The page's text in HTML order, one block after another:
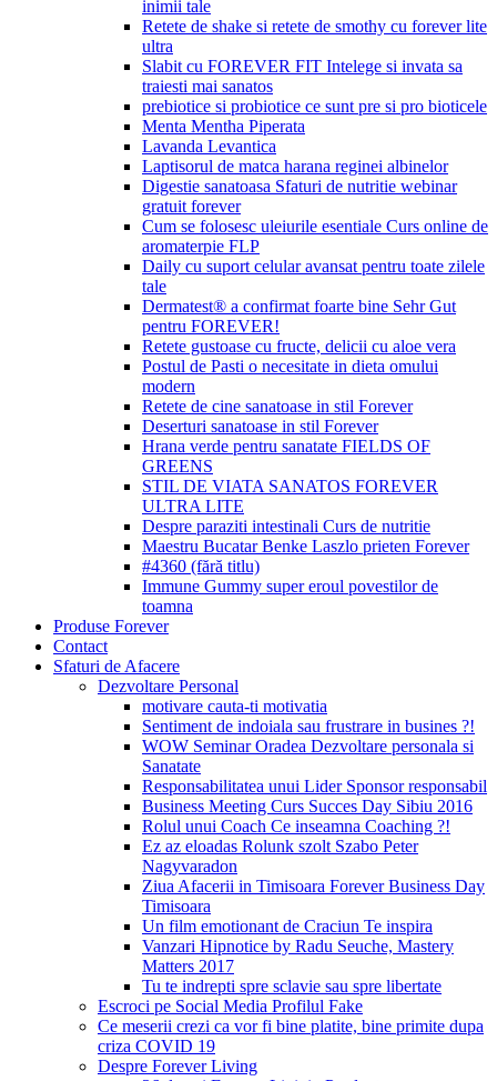
inimii tale
Retete de shake si retete de smothy cu forever lite
ultra
Slabit cu FOREVER FIT Intelege si invata sa
traiesti mai sanatos
prebiotice si probiotice ce sunt pre si pro bioticele
Menta Mentha Piperata
Lavanda Levantica
Laptisorul de matca harana reginei albinelor
Digestie sanatoasa Sfaturi de nutritie webinar
gratuit forever
Cum se folosesc uleiurile esentiale Curs online de
aromaterpie FLP
Daily cu suport celular avansat pentru toate zilele
tale
Dermatest® a confirmat foarte bine Sehr Gut
pentru FOREVER!
Retete gustoase cu fructe, delicii cu aloe vera
Postul de Pasti o necesitate in dieta omului
modern
Retete de cine sanatoase in stil Forever
Deserturi sanatoase in stil Forever
Hrana verde pentru sanatate FIELDS OF
GREENS
STIL DE VIATA SANATOS FOREVER
ULTRA LITE
Despre paraziti intestinali Curs de nutritie
Maestru Bucatar Benke Laszlo prieten Forever
#4360 (fără titlu)
Immune Gummy super eroul povestilor de
toamna
Produse Forever
Contact
Sfaturi de Afacere
Dezvoltare Personal
motivare cauta-ti motivatia
Sentiment de indoiala sau frustrare in busines ?!
WOW Seminar Oradea Dezvoltare personala si
Sanatate
Responsabilitatea unui Lider Sponsor responsabil
Business Meeting Curs Succes Day Sibiu 2016
Rolul unui Coach Ce inseamna Coaching ?!
Ez az eloadas Rolunk szolt Szabo Peter
Nagyvaradon
Ziua Afacerii in Timisoara Forever Business Day
Timisoara
Un film emotionant de Craciun Te inspira
Vanzari Hipnotice by Radu Seuche, Mastery
Matters 2017
Tu te indrepti spre sclavie sau spre libertate
Escroci pe Social Media Profilul Fake
Ce meserii crezi ca vor fi bine platite, bine primite dupa
criza COVID 19
Despre Forever Living